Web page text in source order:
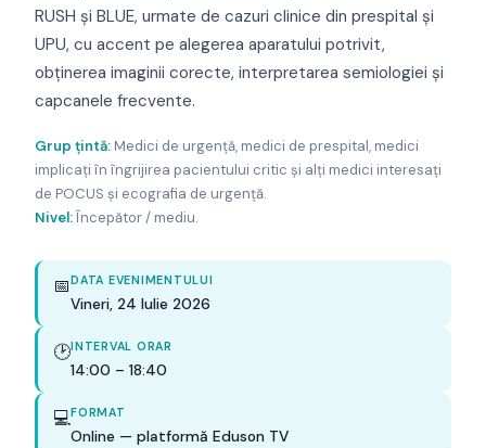
RUSH și BLUE, urmate de cazuri clinice din prespital și
UPU, cu accent pe alegerea aparatului potrivit,
obținerea imaginii corecte, interpretarea semiologiei și
capcanele frecvente.
Grup țintă: Medici de urgență, medici de prespital, medici
implicați în îngrijirea pacientului critic și alți medici interesați
de POCUS și ecografia de urgență.
Nivel:Începător / mediu.
📅DATA EVENIMENTULUI
Vineri, 24 Iulie 2026
🕑INTERVAL ORAR
14:00 – 18:40
💻FORMAT
Online — platformă Eduson TV